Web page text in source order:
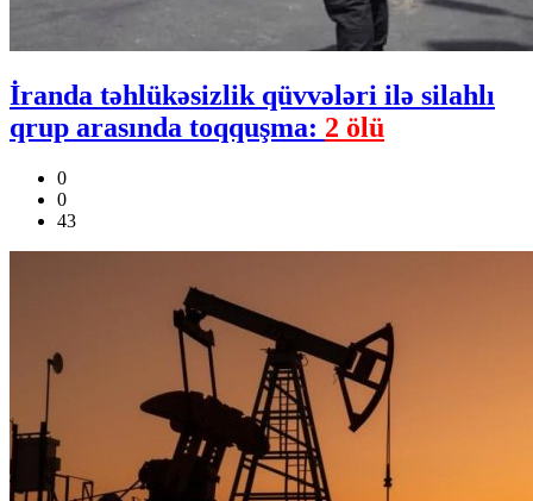
İranda təhlükəsizlik qüvvələri ilə silahlı
qrup arasında toqquşma: 2 ölü
0
0
43